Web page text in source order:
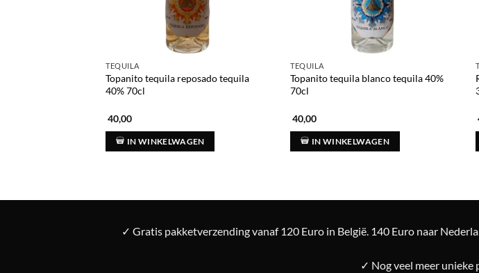
TEQUILA
Topanito tequila reposado tequila
40% 70cl
40,00
IN WINKELWAGEN
TEQUILA
Topanito tequila blanco tequila 40%
70cl
40,00
IN WINKELWAGEN
✓ Gratis pakketverzending vanaf 120 Euro in België. 140 Euro naar
✓ Nog veel meer